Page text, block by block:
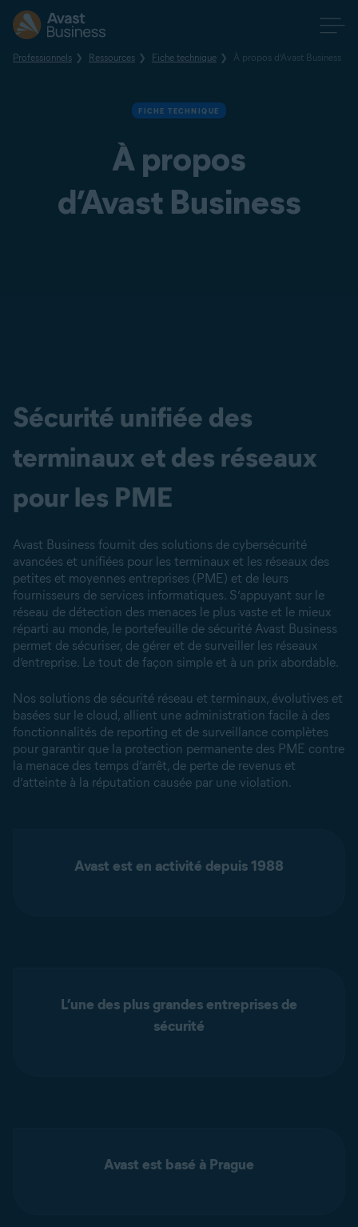
Professionnels Ressources Fiche technique À propos d’Avast Business
FICHE TECHNIQUE
À propos
d’Avast Business
Sécurité unifiée des
terminaux et des réseaux
pour les PME
Avast Business fournit des solutions de cybersécurité
avancées et unifiées pour les terminaux et les réseaux des
petites et moyennes entreprises (PME) et de leurs
fournisseurs de services informatiques. S’appuyant sur le
réseau de détection des menaces le plus vaste et le mieux
réparti au monde, le portefeuille de sécurité Avast Business
permet de sécuriser, de gérer et de surveiller les réseaux
d’entreprise. Le tout de façon simple et à un prix abordable.
Nos solutions de sécurité réseau et terminaux, évolutives et
basées sur le cloud, allient une administration facile à des
fonctionnalités de reporting et de surveillance complètes
pour garantir que la protection permanente des PME contre
la menace des temps d’arrêt, de perte de revenus et
d’atteinte à la réputation causée par une violation.
Avast est en activité depuis 1988
L’une des plus grandes entreprises de
sécurité
Avast est basé à Prague